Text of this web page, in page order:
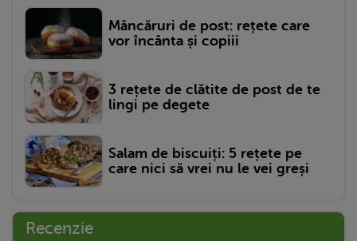
Mâncăruri de post: rețete care
vor încânta și copiii
3 rețete de clătite de post de te
lingi pe degete
Salam de biscuiți: 5 rețete pe
care nici să vrei nu le vei greși
Recenzie